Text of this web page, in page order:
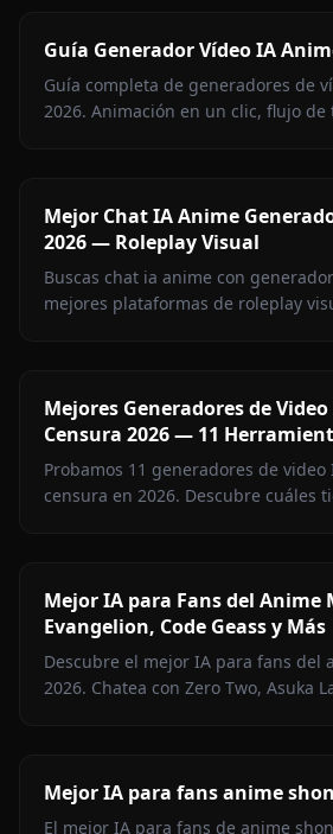
Guía Generador Vídeo IA
Guía completa de generadores de
2026. Animación en un clic, flujo de
Mejor Chat IA Anime
2026 — Roleplay Visual
Buscas chat ia anime con
mejores plataformas de roleplay
Mejores Generadores de
Censura 2026 — 11
Probamos 11 generadores de video
censura en 2026. Descubre cuáles
Mejor IA para Fans del Anime
Evangelion, Code Geass y Más
Descubre el mejor IA para fans del
2026. Chatea con Zero Two, Asuka
Mejor IA para fans anime
El mejor IA para fans de anime